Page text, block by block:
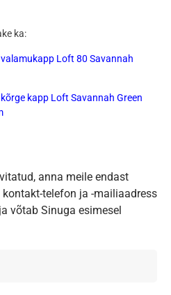
ka:
Loft 80 Savannah
kapp Loft Savannah Green
anna meile endast
telefon ja -mailiaadress
võtab Sinuga esimesel